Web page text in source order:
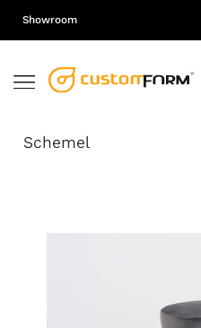
Showroom
Schemel